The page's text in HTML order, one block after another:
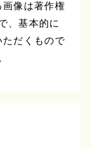
像は著作権
、基本的に
だくもので